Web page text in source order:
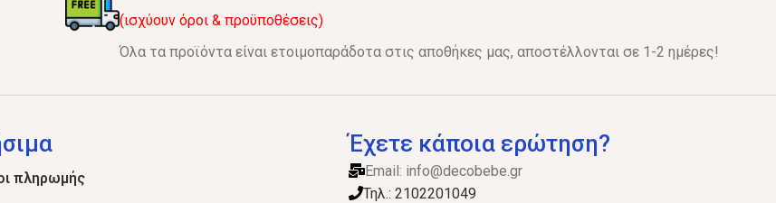
(ισχύουν όροι & προϋποθέσεις)
Όλα τα προϊόντα είναι ετοιμοπαράδοτα στις αποθήκες μας, αποστέλλονται σε 1-2 ημέρες!
πληρωμής
Έχετε κάποια ερώτηση?
Email: info@decobebe.gr
Τηλ.: 2102201049